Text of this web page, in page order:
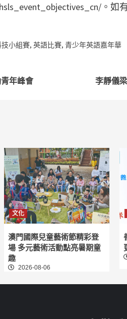
。如
技小組賽, 英語比賽, 青少年英語嘉年華
年峰會
李靜儀
文化
澳門國際兒童藝術節精彩登
場 多元藝術活動點亮暑期童
趣
2026-08-06